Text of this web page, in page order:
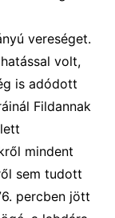
vereséget.
volt,
is adódott
Fildannak
mindent
sem tudott
percben jött